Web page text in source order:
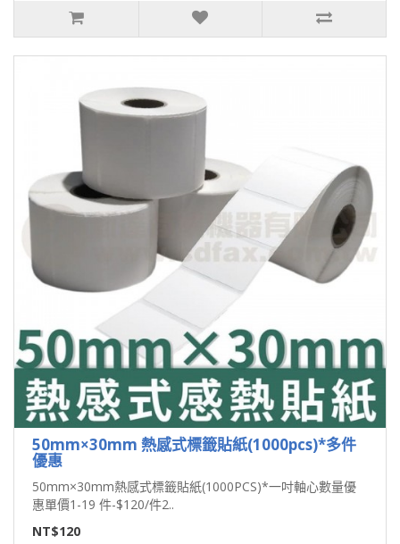
50mm×30mm 熱感式標籤貼紙(1000pcs)*多件
優惠
50mm×30mm熱感式標籤貼紙(1000PCS)*一吋軸心數量優
惠單價1-19 件-$120/件2..
NT$120